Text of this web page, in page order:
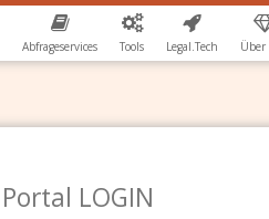
Abfrageservices Tools Legal.Tech Über
Portal LOGIN